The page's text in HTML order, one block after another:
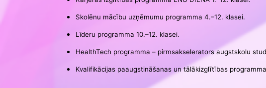
Skolēnu mācību uzņēmumu programma 4.–12. klasei.
Līderu programma 10.–12. klasei.
HealthTech programma – pirmsakselerators augstskolu
Kvalifikācijas paaugstināšanas un tālākizglītības